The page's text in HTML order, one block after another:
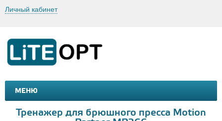
Личный кабинет
МЕНЮ
МАШИНКИ И МОТОЦИКЛЫ
Тренажер для брюшного пресса Motion